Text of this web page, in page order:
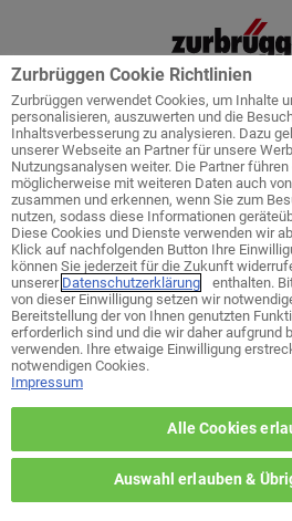
Startseite Service
Welches ist ihr
zurück zur
Wohn-Zentrum Unna
Wohn-Zentrum
Wohn-Zentrum
Zurbrüggen Cookie Richtlinien
Zurbrüggen verwendet Cookies, um Inhalte
personalisieren, auszuwerten und die
Inhaltsverbesserung zu analysieren. Dazu
unserer Webseite an Partner für unsere
Nutzungsanalysen weiter. Die Partner
möglicherweise mit weiteren Daten auch
zusammen und erkennen, wenn Sie zum
nutzen, sodass diese Informationen
Diese Cookies und Dienste verwenden wir
Klick auf nachfolgenden Button Ihre
können Sie jederzeit für die Zukunft
unserer Datenschutzerklärung
enthalten.
von dieser Einwilligung setzen wir
Bereitstellung der von Ihnen genutzten
erforderlich sind und die wir daher aufgrund
verwenden. Ihre etwaige Einwilligung
notwendigen Cookies.
Impressum
Alle Cookies
Auswahl erlauben &